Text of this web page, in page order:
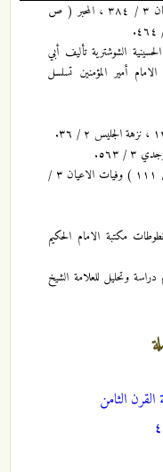
تهذيب اللغات والاسماء ١ / ٨٧ ، وفيات الاعيان ٣ / ٣٨٤ ، المحبر ( ص
الشوشترية تأليف أبي
أمير المؤمنين تسلسل
تأريخ ابن الوردي ١ / ١٨٤ ، أخبار الدول ( ص ١١١ ) وفيات الاعيان ٣ /
مكتبة الامام الحكيم
دراسة وتحليل للعلامة الشيخ
الثامن